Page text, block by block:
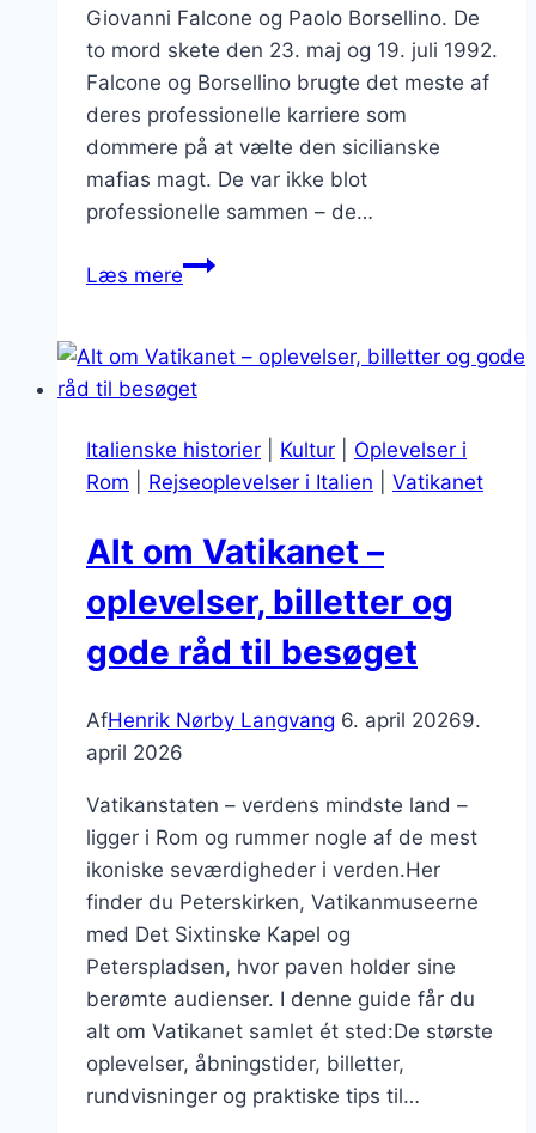
Giovanni Falcone og Paolo Borsellino. De
to mord skete den 23. maj og 19. juli 1992.
Falcone og Borsellino brugte det meste af
deres professionelle karriere som
dommere på at vælte den sicilianske
mafias magt. De var ikke blot
professionelle sammen – de…
Læs mereGiovanni
Paolo
Borsellino
dommerne
fra
Italienske historier Kultur
Oplevelser i
Rom
Rejseoplevelser i Italien Vatikanet
Alt om Vatikanet –
oplevelser, billetter og
gode råd til besøget
AfHenrik Nørby Langvang 6. april 20269.
april 2026
Vatikanstaten – verdens mindste land –
ligger i Rom og rummer nogle af de mest
ikoniske seværdigheder i verden.Her
finder du Peterskirken, Vatikanmuseerne
med Det Sixtinske Kapel og
Peterspladsen, hvor paven holder sine
berømte audienser. I denne guide får du
alt om Vatikanet samlet ét sted:De største
oplevelser, åbningstider, billetter,
rundvisninger og praktiske tips til…